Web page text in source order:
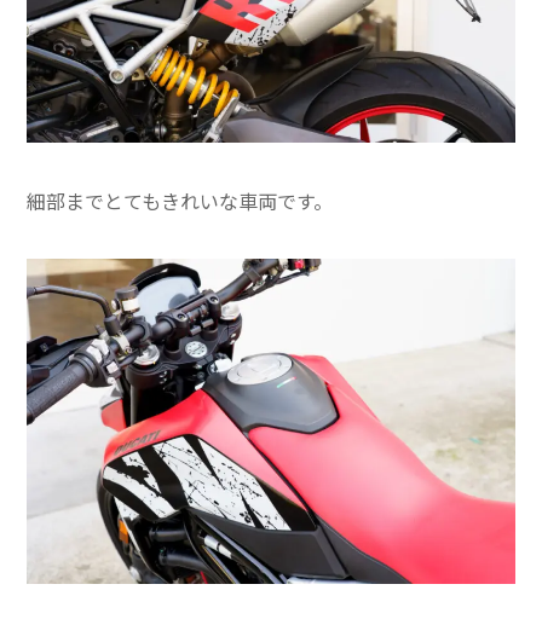
細部までとてもきれいな車両です。